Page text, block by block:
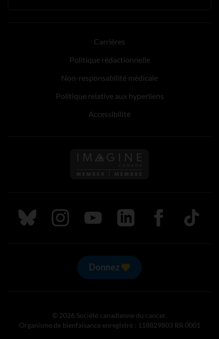
Carrières
Politique rédactionnelle
Non-responsabilité médicale
Politique relative aux hyperliens
Accessibilité
Suivez nous sur Bluesky
Suivez nous sur Instagram
Suivez nous sur Youtube
Suivez nous sur LinkedIn
Suivez nous sur
TikTok
Donnez
© 2026 Société canadienne du cancer.
Organisme de bienfaisance enregistré : 118829803 RR 0001